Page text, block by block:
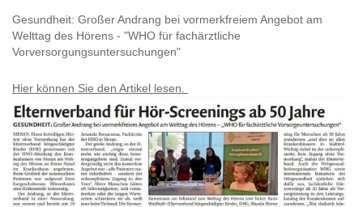
Gesundheit: Großer Andrang bei vormerkfreiem Angebot am
Welttag des Hörens - "WHO für fachärztliche
Vorversorgungsuntersuchungen"
Hier können Sie den Artikel lesen.